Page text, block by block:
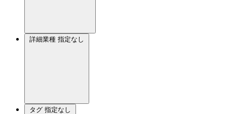
詳細業種 指定なし
タグ 指定なし